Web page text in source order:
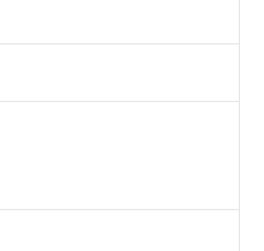
部品リストについて、当社お
に関して"
の「1.共同利用者
す。
去に遡って非含有を証明する
では、対応完了までの期間は
た。
ていない機種